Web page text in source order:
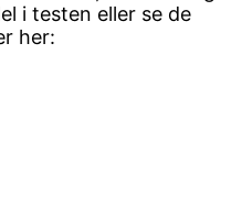
i testen eller se de
her: